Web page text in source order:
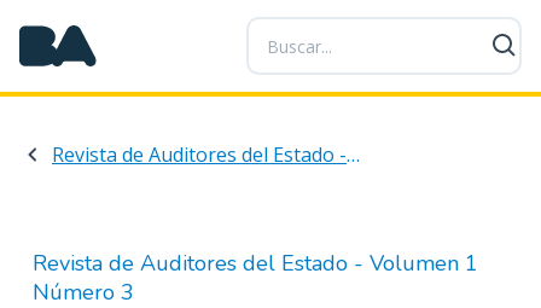
P
a
s
a
a
n
Revista de Auditores del Estado - Volumen 1 Número 3
Revista de Auditores del Estado - Volumen 1
Número 3